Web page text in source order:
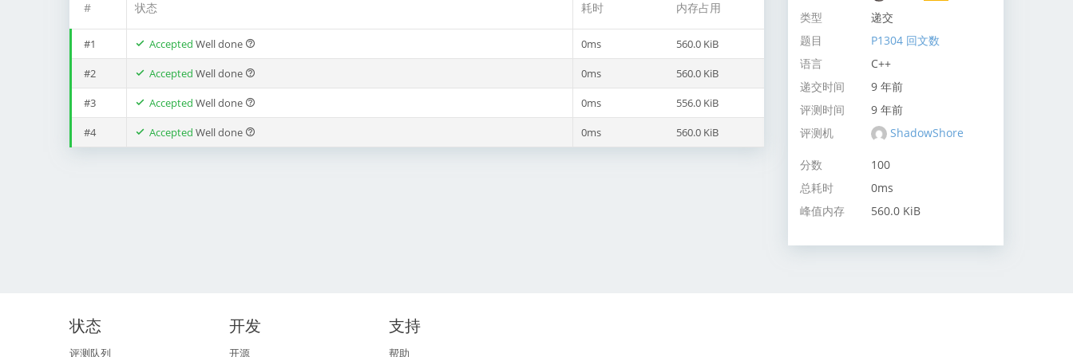
# 状态 耗时 内存占用
#1 Accepted Well done 0ms 560.0 KiB
#2 Accepted Well done 0ms 560.0 KiB
#3 Accepted Well done 0ms 556.0 KiB
#4 Accepted Well done 0ms 560.0 KiB
类型
递交
题目
P1304 回文数
语言
C++
递交时间
9 年前
评测时间
9 年前
评测机
ShadowShore
分数
100
总耗时
0ms
峰值内存
560.0 KiB
状态
评测队列
开发
开源
支持
帮助